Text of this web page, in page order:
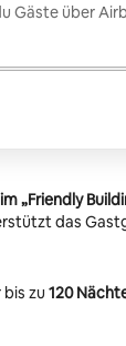
Gäste über
im „Friendly
das
zu 120